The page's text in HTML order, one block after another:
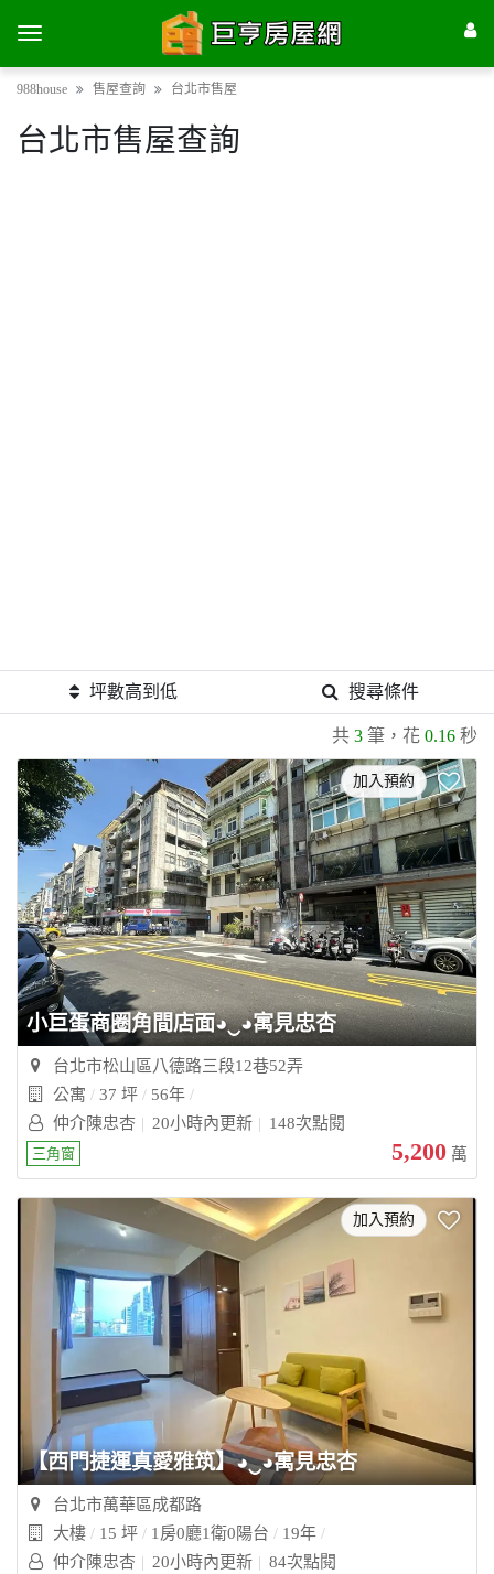
988house 售屋查詢 台北市售屋
台北市售屋查詢
坪數高到低 搜尋條件
共 3 筆，花 0.16 秒
加入預約
小巨蛋商圈角間店面◕‿◕寓見忠杏
台北市松山區八德路三段12巷52弄
公寓
37 坪
56年
仲介陳忠杏
20小時內更新 148次點閱
三角窗 5,200 萬
加入預約
【西門捷運真愛雅筑】◕‿◕寓見忠杏
台北市萬華區成都路
大樓
15 坪 1房0廳1衛0陽台
19年
仲介陳忠杏
20小時內更新 84次點閱